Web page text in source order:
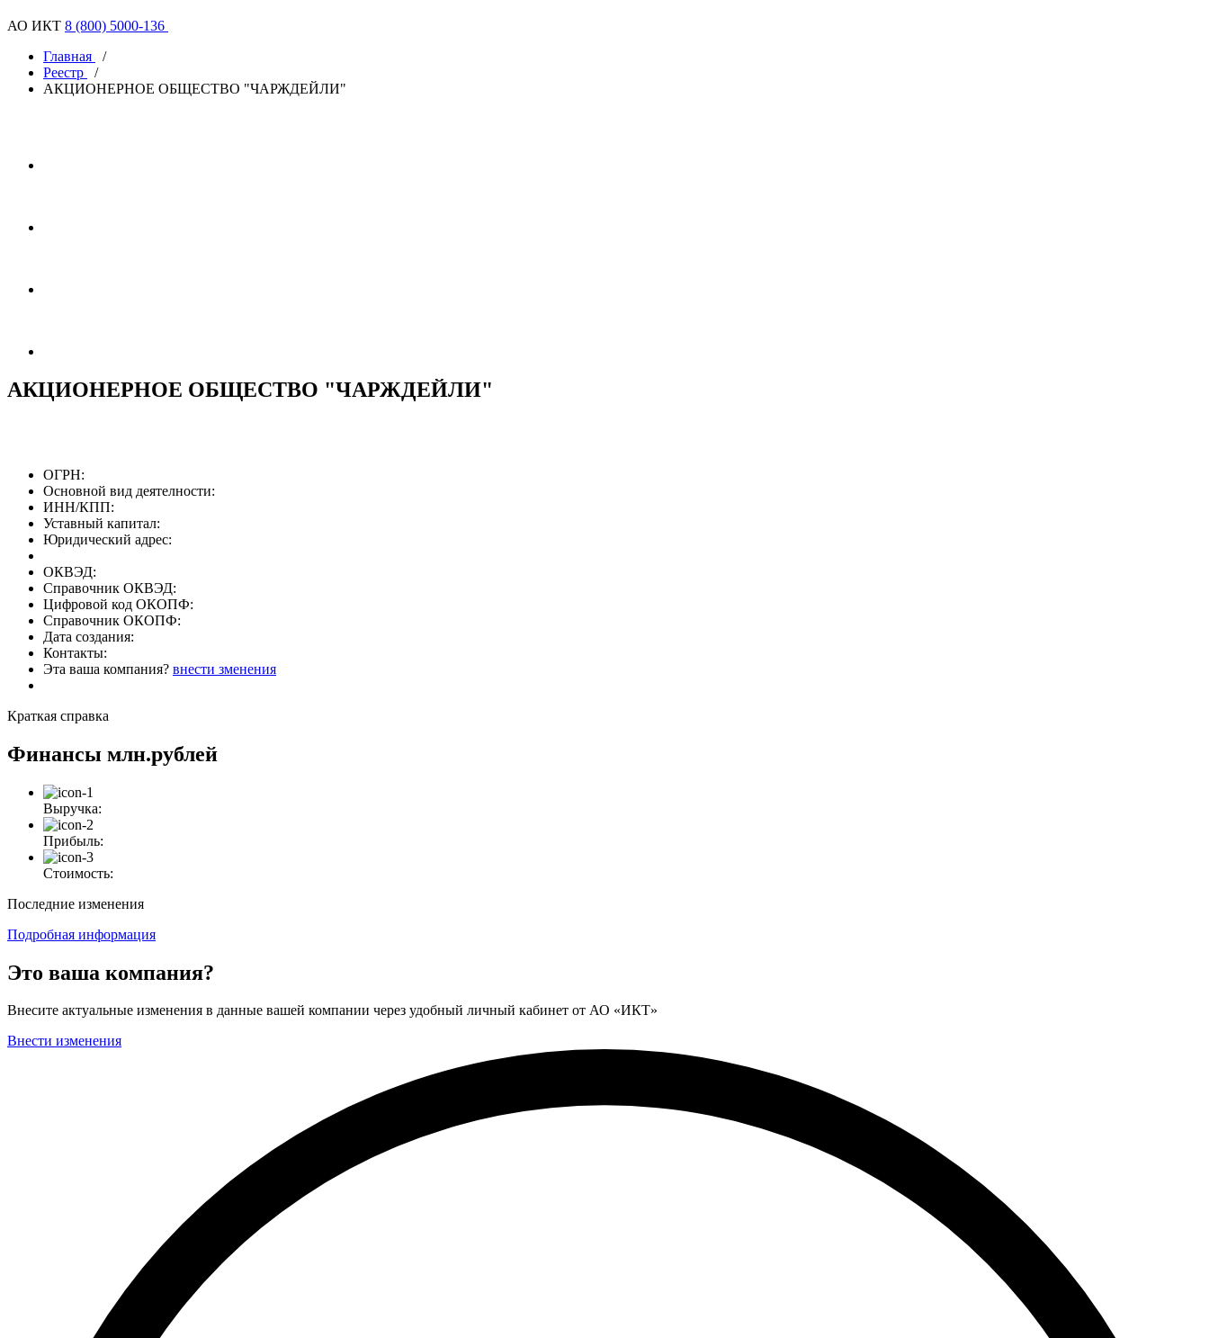
АО ИКТ 8 (800) 5000-136
Главная
/
Реестр
/
АКЦИОНЕРНОЕ ОБЩЕСТВО "ЧАРЖДЕЙЛИ"
АКЦИОНЕРНОЕ ОБЩЕСТВО "ЧАРЖДЕЙЛИ"
ОГРН:
Основной вид деятелности:
ИНН/КПП:
Уставный капитал:
Юридический адрес:
ОКВЭД:
Справочник ОКВЭД:
Цифровой код ОКОПФ:
Справочник ОКОПФ:
Дата создания:
Контакты:
Эта ваша компания? внести зменения
Краткая справка
Финансы млн.рублей
Выручка:
Прибыль:
Стоимость:
Последние изменения
Подробная информация
Это ваша компания?
Внесите актуальные изменения в данные вашей компании через удобный личный кабинет от АО «ИКТ»
Внести изменения